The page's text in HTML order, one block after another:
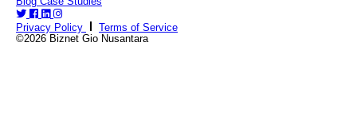
Privacy Policy
Terms of Service
©2026 Biznet Gio Nusantara